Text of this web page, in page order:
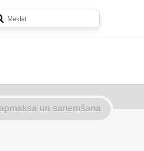
un saņemšana